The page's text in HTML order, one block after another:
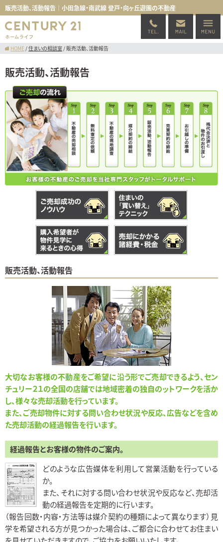
販売活動、活動報告｜小田急線・南武線 登戸・向ヶ丘遊園の不動産
HOME/住まいの相談室/販売活動、活動報告
販売活動、活動報告
販売活動、活動報告
大切なお客様の不動産をご希望に沿う形でご売却できるよう、セン
チュリー２１の全国の店舗では地域密着の独自のットワークを活か
し、様々な売却活動を行っています。
また、ご売却物件に対する問い合わせ状況や反応、広告などを含め
た売却活動の経過報告を行います。
経過報告とお客様の物件のご案内。
どのような広告媒体を利用して営業活動を行っている
か。
また、それに対する問い合わせ状況や反応など、売却活
動の経過報告を定期的に行います。
（報告回数・内容・方法等は媒介契約の種類によって異なります）見
学を希望される方が見つかった場合は、ご都合に合わせてお住まい